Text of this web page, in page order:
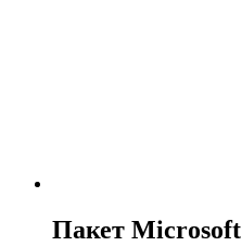
Пакет Microsoft